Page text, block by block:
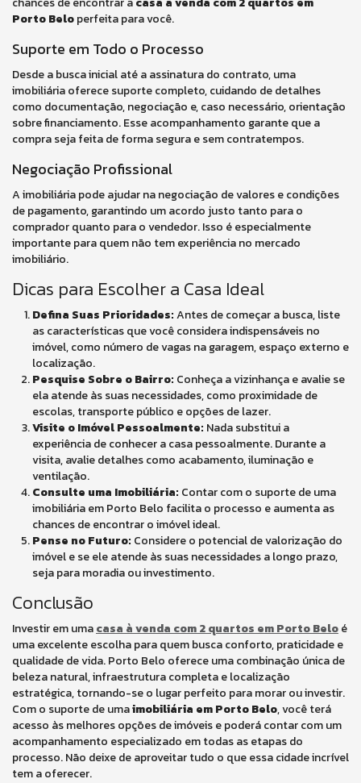
Porto Beloperfeita para você.
Suporte em Todo o Processo
Desde a busca inicial até a assinatura do contrato, uma
imobiliária oferece suporte completo, cuidando de detalhes
como documentação, negociação e, caso necessário, orientação
sobre financiamento. Esse acompanhamento garante que a
compra seja feita de forma segura e sem contratempos.
Negociação Profissional
A imobiliária pode ajudar na negociação de valores e condições
de pagamento, garantindo um acordo justo tanto para o
comprador quanto para o vendedor. Isso é especialmente
importante para quem não tem experiência no mercado
imobiliário.
Dicas para Escolher a Casa Ideal
Defina Suas Prioridades:Antes de começar a busca, liste
as características que você considera indispensáveis no
imóvel, como número de vagas na garagem, espaço externo e
localização.
Pesquise Sobre o Bairro: Conheça a vizinhança e avalie se
ela atende às suas necessidades, como proximidade de
escolas, transporte público e opções de lazer.
Visite o Imóvel Pessoalmente: Nada substitui a
experiência de conhecer a casa pessoalmente. Durante a
visita, avalie detalhes como acabamento, iluminação e
ventilação.
Consulte uma Imobiliária: Contar com o suporte de uma
imobiliária em Porto Belo facilita o processo e aumenta as
chances de encontrar o imóvel ideal.
Pense no Futuro: Considere o potencial de valorização do
imóvel e se ele atende às suas necessidades a longo prazo,
seja para moradia ou investimento.
Conclusão
Investir em umacasa à venda com 2 quartos em Porto Beloé
uma excelente escolha para quem busca conforto, praticidade e
qualidade de vida. Porto Belo oferece uma combinação única de
beleza natural, infraestrutura completa e localização
estratégica, tornando-se o lugar perfeito para morar ou investir.
Com o suporte de umaimobiliária em Porto Belo, você terá
acesso às melhores opções de imóveis e poderá contar com um
acompanhamento especializado em todas as etapas do
processo. Não deixe de aproveitar tudo o que essa cidade incrível
tem a oferecer.